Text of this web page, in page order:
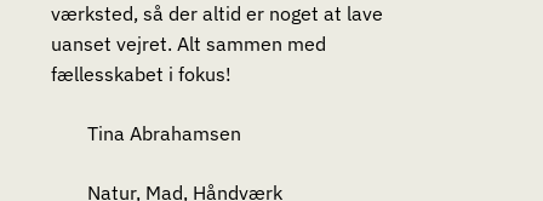
værksted, så der altid er noget at lave
uanset vejret. Alt sammen med
fællesskabet i fokus!
Natur, Mad, Håndværk
Tina Abrahamsen